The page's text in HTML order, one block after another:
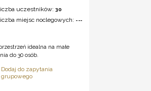
uczestników: 30
miejsc noclegowych: ---
idealna na małe
do 30 osób.